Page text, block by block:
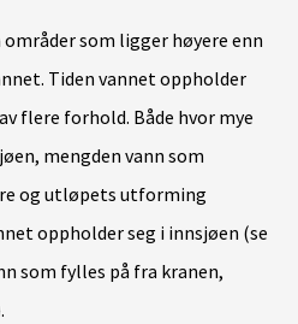
som ligger høyere enn
Tiden vannet oppholder
flere forhold. Både hvor mye
mengden vann som
og utløpets utforming
oppholder seg i innsjøen (se
som fylles på fra kranen,